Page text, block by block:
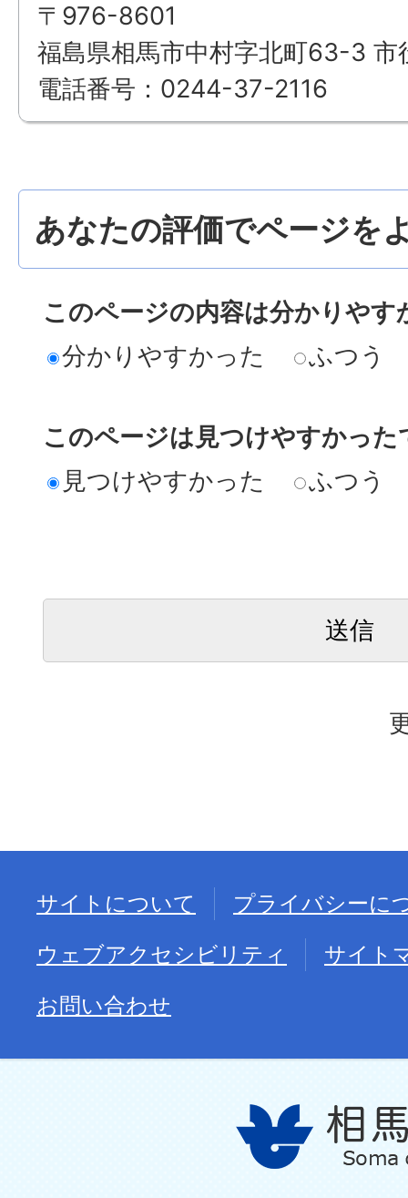
〒976-8601
福島県相馬市中村字北町63-3 市
電話番号：0244-37-2116
あなたの評価でページを
このページの内容は分かりやす
分かりやすかった
ふつう
このページは見つけやすかった
見つけやすかった
ふつう
サイトについて
プライバシーに
ウェブアクセシビリティ
サイト
お問い合わせ